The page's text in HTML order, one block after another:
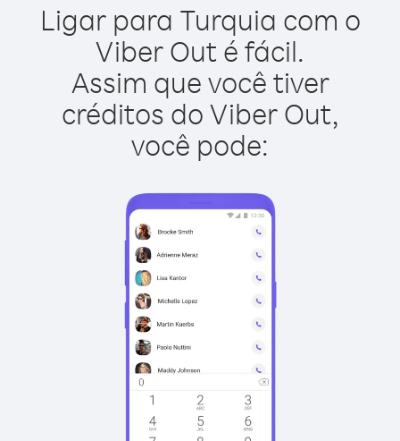
Ligar para Turquia com o
Viber Out é fácil.
Assim que você tiver
créditos do Viber Out,
você pode: